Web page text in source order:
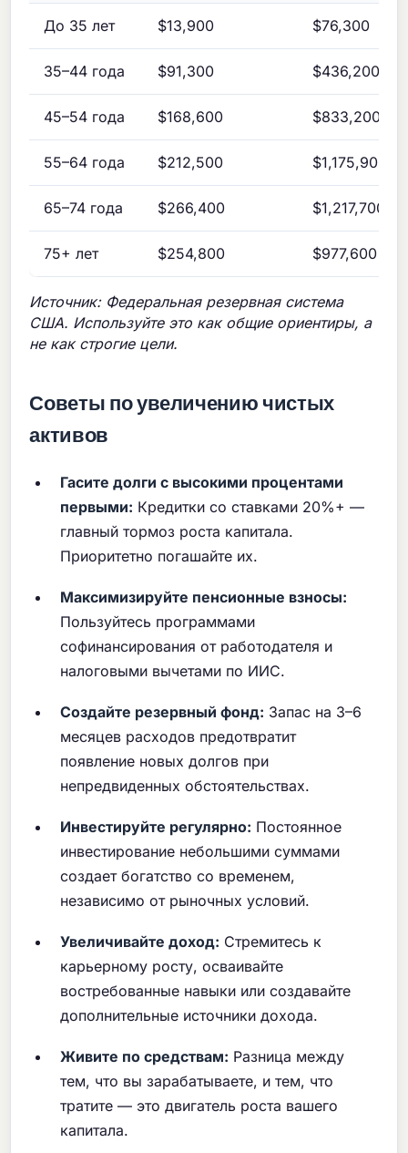
До 35 лет $13,900 $76,300
35–44 года $91,300 $436,200
45–54 года $168,600 $833,200
55–64 года $212,500 $1,175,900
65–74 года $266,400 $1,217,700
75+ лет $254,800 $977,600
Источник: Федеральная резервная система
США. Используйте это как общие ориентиры, а
не как строгие цели.
Советы по увеличению чистых
активов
Гасите долги с высокими процентами
первыми: Кредитки со ставками 20%+ —
главный тормоз роста капитала.
Приоритетно погашайте их.
Максимизируйте пенсионные взносы:
Пользуйтесь программами
софинансирования от работодателя и
налоговыми вычетами по ИИС.
Создайте резервный фонд: Запас на 3–6
месяцев расходов предотвратит
появление новых долгов при
непредвиденных обстоятельствах.
Инвестируйте регулярно: Постоянное
инвестирование небольшими суммами
создает богатство со временем,
независимо от рыночных условий.
Увеличивайте доход: Стремитесь к
карьерному росту, осваивайте
востребованные навыки или создавайте
дополнительные источники дохода.
Живите по средствам: Разница между
тем, что вы зарабатываете, и тем, что
тратите — это двигатель роста вашего
капитала.